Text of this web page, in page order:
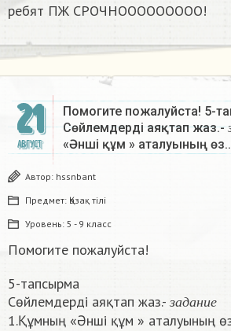
ребят ПЖ СРОЧНООООООООО!
21
АВГУСТ
Помогите пожалуйста! 5-
Сөйлемдерді аяқтап жаз.- з
«Әнші құм » аталуының
Автор: hssnbant
Предмет: Қазақ тiлi
Уровень: 5 - 9 класс
Помогите пожалуйста!
5-тапсырма
Сөйлемдерді аяқтап жаз.-
з а д а н и е
1.Құмның «Әнші құм » аталуының